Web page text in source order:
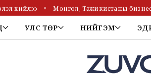
хийлээ Монгол, Тажикистаны
УЛС ТӨР НИЙГЭМ